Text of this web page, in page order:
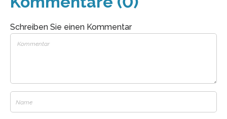
Schreiben Sie einen Kommentar